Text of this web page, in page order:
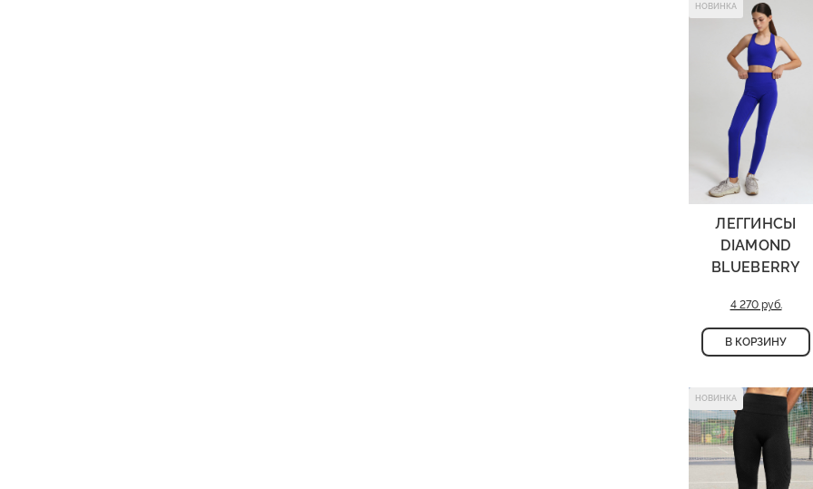
НОВИНКА
ЛЕГГИНСЫ
DIAMOND
BLUEBERRY
4 270 руб.
В КОРЗИНУ
НОВИНКА